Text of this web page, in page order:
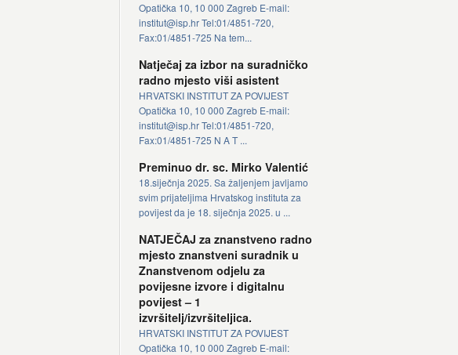
Opatička 10, 10 000 Zagreb E-mail:
institut@isp.hr Tel:01/4851-720,
Fax:01/4851-725 Na tem...
Natječaj za izbor na suradničko
radno mjesto viši asistent
HRVATSKI INSTITUT ZA POVIJEST
Opatička 10, 10 000 Zagreb E-mail:
institut@isp.hr Tel:01/4851-720,
Fax:01/4851-725 N A T ...
Preminuo dr. sc. Mirko Valentić
18.siječnja 2025. Sa žaljenjem javljamo
svim prijateljima Hrvatskog instituta za
povijest da je 18. siječnja 2025. u ...
NATJEČAJ za znanstveno radno
mjesto znanstveni suradnik u
Znanstvenom odjelu za
povijesne izvore i digitalnu
povijest – 1
izvršitelj/izvršiteljica.
HRVATSKI INSTITUT ZA POVIJEST
Opatička 10, 10 000 Zagreb E-mail: